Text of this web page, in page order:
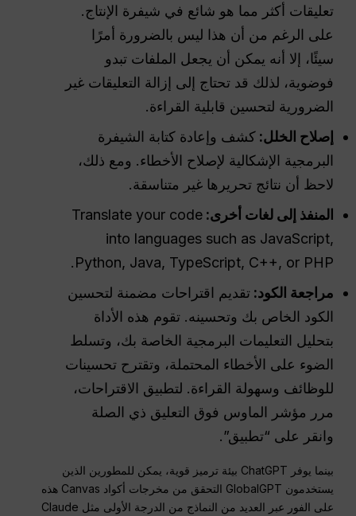
تعليقات أكثر مما هو شائع في شيفرة الإنتاج.
على الرغم من أن هذا ليس بالضرورة أمرًا
سيئًا، إلا أنه يمكن أن يجعل الملفات تبدو
فوضوية، لذلك قد تحتاج إلى إزالة التعليقات غير
الضرورية لتحسين قابلية القراءة.
إصلاح الخلل:كشف وإعادة كتابة الشيفرة
البرمجية الإشكالية لإصلاح الأخطاء. ومع ذلك،
لاحظ أن نتائج تحريرها غير متناسقة.
المنفذ إلى لغات أخرى:Translate your code
into languages such as JavaScript,
Python, Java, TypeScript, C++, or PHP.
مراجعة الكود:تقديم اقتراحات مضمنة لتحسين
الكود الخاص بك وتحسينه. تقوم هذه الأداة
بتحليل التعليمات البرمجية الخاصة بك، وتسلط
الضوء على الأخطاء المحتملة، وتقترح تحسينات
للوظائف وسهولة القراءة. لتطبيق الاقتراحات،
مرر مؤشر الماوس فوق التعليق ذي الصلة
وانقر على “تطبيق”.
بينما يوفر ChatGPT بيئة ترميز قوية، يمكن للمطورين الذين
يستخدمون GlobalGPT التحقق من مخرجات أكواد Canvas هذه
على الفور عبر العديد من النماذج من الدرجة الأولى مثل Claude